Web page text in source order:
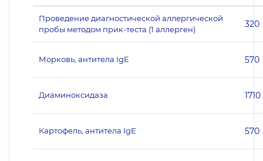
Проведение диагностической аллергической
пробы методом прик-теста (1 аллерген)
320
Морковь, антитела IgE 570
Диаминоксидаза 1710
Картофель, антитела IgE 570